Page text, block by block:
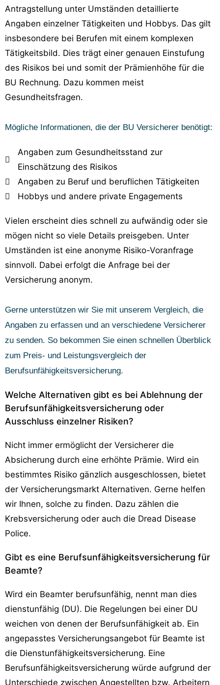
Antragstellung unter Umständen detaillierte
Angaben einzelner Tätigkeiten und Hobbys. Das gilt
insbesondere bei Berufen mit einem komplexen
Tätigkeitsbild. Dies trägt einer genauen Einstufung
des Risikos bei und somit der Prämienhöhe für die
BU Rechnung. Dazu kommen meist
Gesundheitsfragen.
Mögliche Informationen, die der BU Versicherer benötigt:
Angaben zum Gesundheitsstand zur
Einschätzung des Risikos
Angaben zu Beruf und beruflichen Tätigkeiten
Hobbys und andere private Engagements
Vielen erscheint dies schnell zu aufwändig oder sie
mögen nicht so viele Details preisgeben. Unter
Umständen ist eine anonyme Risiko-Voranfrage
sinnvoll. Dabei erfolgt die Anfrage bei der
Versicherung anonym.
Gerne unterstützen wir Sie mit unserem Vergleich, die
Angaben zu erfassen und an verschiedene Versicherer
zu senden. So bekommen Sie einen schnellen Überblick
zum Preis- und Leistungsvergleich der
Berufsunfähigkeitsversicherung.
Welche Alternativen gibt es bei Ablehnung der
Berufsunfähigkeitsversicherung oder
Ausschluss einzelner Risiken?
Nicht immer ermöglicht der Versicherer die
Absicherung durch eine erhöhte Prämie. Wird ein
bestimmtes Risiko gänzlich ausgeschlossen, bietet
der Versicherungsmarkt Alternativen. Gerne helfen
wir Ihnen, solche zu finden. Dazu zählen die
Krebsversicherung oder auch die Dread Disease
Police.
Gibt es eine Berufsunfähigkeitsversicherung für
Beamte?
Wird ein Beamter berufsunfähig, nennt man dies
dienstunfähig (DU). Die Regelungen bei einer DU
weichen von denen der Berufsunfähigkeit ab. Ein
angepasstes Versicherungsangebot für Beamte ist
die Dienstunfähigkeitsversicherung. Eine
Berufsunfähigkeitsversicherung würde aufgrund der
Unterschiede zwischen Angestellten bzw. Arbeitern